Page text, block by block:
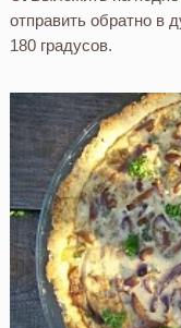
отправить обратно в
180 градусов.